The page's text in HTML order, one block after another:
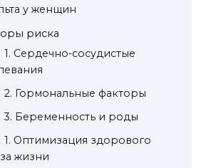
у женщин
риска
1. Сердечно-сосудистые
2. Гормональные факторы
3. Беременность и роды
1. Оптимизация здорового
жизни